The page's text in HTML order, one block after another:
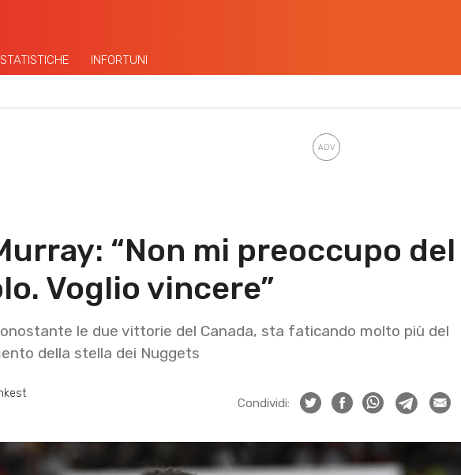
STATISTICHE INFORTUNI
“Non mi preoccupo del
Voglio vincere”
le due vittorie del Canada, sta faticando molto più del
della stella dei Nuggets
Condividi: